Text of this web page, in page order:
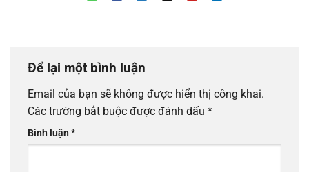
Để lại một bình luận
Email của bạn sẽ không được hiển thị công khai.
Các trường bắt buộc được đánh dấu *
Bình luận*